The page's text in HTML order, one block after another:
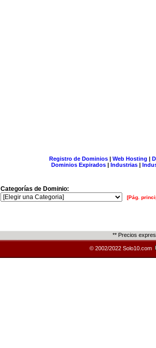
Registro de Dominios| Web Hosting |
Dominios Expirados | Industrias |
Categorías de Dominio:
[Pág.
** Precios
© 2002/2022 Solo10.com